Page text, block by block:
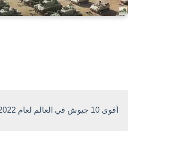
أقوى 10 جيوش في العالم لعام 2022